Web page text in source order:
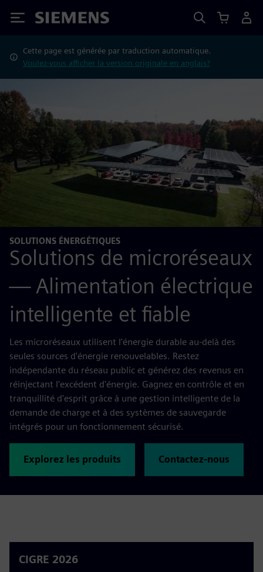
Siemens
Cette page est générée par traduction automatique.
Voulez-vous afficher la version originale en anglais?
SOLUTIONS ÉNERGÉTIQUES
Solutions de microréseaux
— Alimentation électrique
intelligente et fiable
Les microréseaux utilisent l'énergie durable au-delà des
seules sources d'énergie renouvelables. Restez
indépendante du réseau public et générez des revenus en
réinjectant l'excédent d'énergie. Gagnez en contrôle et en
tranquillité d'esprit grâce à une gestion intelligente de la
demande de charge et à des systèmes de sauvegarde
intégrés pour un fonctionnement sécurisé.
Explorez les produits Contactez-nous
CIGRE 2026